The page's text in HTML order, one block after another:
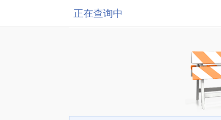
正在查询中